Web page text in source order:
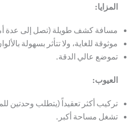
المزايا:
مسافة كشف طويلة (تصل إلى عدة
موثوقة للغاية، ولا تتأثر بسهولة
تموضع عالي الدقة.
العيوب:
تركيب أكثر تعقيداً (يتطلب وحدتين
تشغل مساحة أكبر.